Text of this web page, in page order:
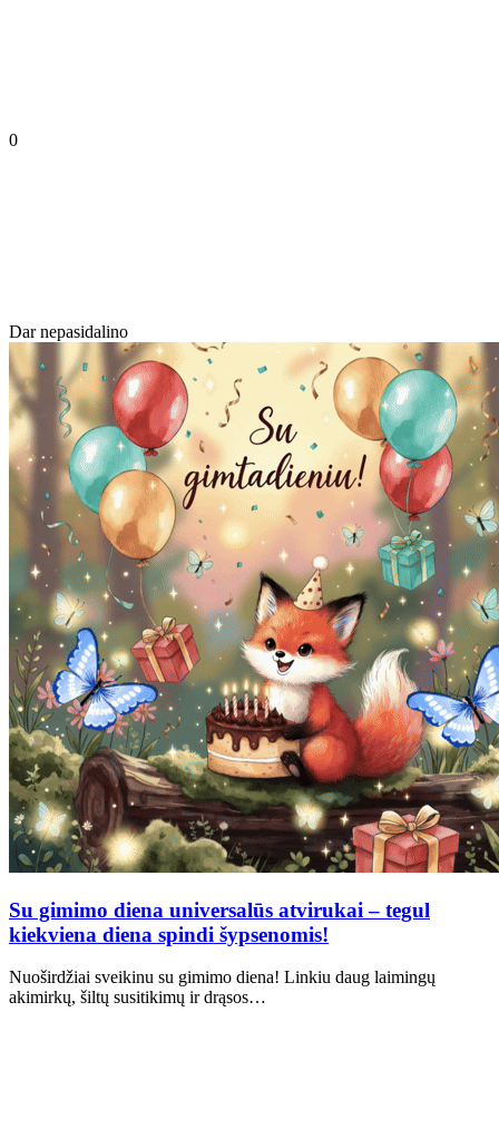
0
Dar nepasidalino
Su gimimo diena universalūs atvirukai – tegul
kiekviena diena spindi šypsenomis!
Nuoširdžiai sveikinu su gimimo diena! Linkiu daug laimingų
akimirkų, šiltų susitikimų ir drąsos…